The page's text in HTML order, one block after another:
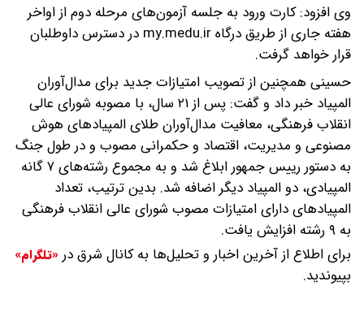
وی افزود: کارت ورود به جلسه آزمون‌های مرحله دوم از اواخر
هفته جاری از طریق درگاه my.medu.ir در دسترس داوطلبان
قرار خواهد گرفت.
حسینی همچنین از تصویب امتیازات جدید برای مدال‌آوران
المپیاد خبر داد و گفت: پس از ۲۱ سال، با مصوبه شورای عالی
انقلاب فرهنگی، معافیت مدال‌آوران طلای المپیادهای هوش
مصنوعی و مدیریت، اقتصاد و حکمرانی مصوب و در طول جنگ
به دستور رییس جمهور ابلاغ شد و به مجموع رشته‌های ۷ گانه
المپیادی، دو المپیاد دیگر اضافه شد. بدین ترتیب، تعداد
المپیادهای دارای امتیازات مصوب شورای عالی انقلاب فرهنگی
به ۹ رشته افزایش یافت.
برای اطلاع از آخرین اخبار و تحلیل‌ها به کانال شرق در «تلگرام»
بپیوندید.